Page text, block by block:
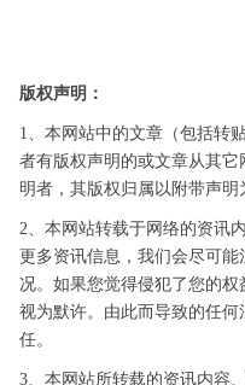
版权声明：
1、本网站中的文章（包括转
者有版权声明的或文章从其
明者，其版权归属以附带声明
2、本网站转载于网络的资讯
更多资讯信息，我们会尽可
况。如果您觉得侵犯了您的
视为默许。由此而导致的任
任。
3、本网站所转载的资讯内容